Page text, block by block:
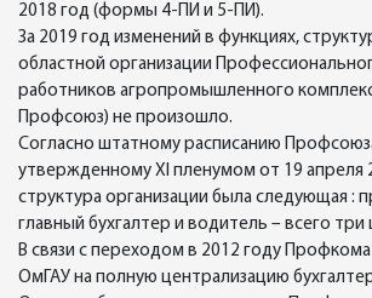
2018 год (формы 4-ПИ и 5-ПИ).
За 2019 год изменений в функциях,
областной организации
работников агропромышленного
Профсоюз) не произошло.
Согласно штатному расписанию
утвержденному ХI пленумом от 19 апреля
структура организации была следующая :
главный бухгалтер и водитель – всего
В связи с переходом в 2012 году
ОмГАУ на полную централизацию